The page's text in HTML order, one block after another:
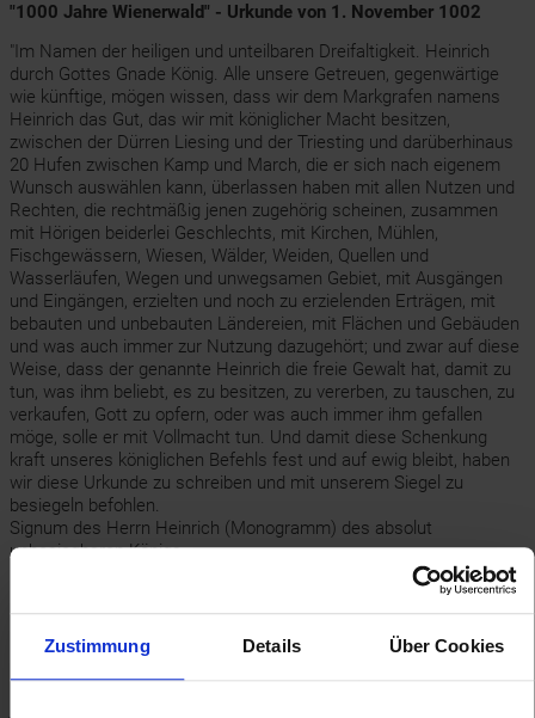
Zustimmung Details Über Cookies
"1000 Jahre Wienerwald" - Urkunde von 1. November 1002
"Im Namen der heiligen und unteilbaren Dreifaltigkeit. Heinrich
durch Gottes Gnade König. Alle unsere Getreuen, gegenwärtige
wie künftige, mögen wissen, dass wir dem Markgrafen namens
Heinrich das Gut, das wir mit königlicher Macht besitzen,
zwischen der Dürren Liesing und der Triesting und darüberhinaus
20 Hufen zwischen Kamp und March, die er sich nach eigenem
Wunsch auswählen kann, überlassen haben mit allen Nutzen und
Rechten, die rechtmäßig jenen zugehörig scheinen, zusammen
mit Hörigen beiderlei Geschlechts, mit Kirchen, Mühlen,
Fischgewässern, Wiesen, Wälder, Weiden, Quellen und
Wasserläufen, Wegen und unwegsamen Gebiet, mit Ausgängen
und Eingängen, erzielten und noch zu erzielenden Erträgen, mit
bebauten und unbebauten Ländereien, mit Flächen und Gebäuden
und was auch immer zur Nutzung dazugehört; und zwar auf diese
Weise, dass der genannte Heinrich die freie Gewalt hat, damit zu
tun, was ihm beliebt, es zu besitzen, zu vererben, zu tauschen, zu
verkaufen, Gott zu opfern, oder was auch immer ihm gefallen
möge, solle er mit Vollmacht tun. Und damit diese Schenkung
kraft unseres königlichen Befehls fest und auf ewig bleibt, haben
wir diese Urkunde zu schreiben und mit unserem Siegel zu
besiegeln befohlen.
Signum des Herrn Heinrich (Monogramm) des absolut
unbesiegbaren Königs.
(Ich) Egilbert, Kanzler habe anstelle des Erzbischofs Willigis
Gegeben am 1. November im Jahr der Fleischwerdung des Herrn
1002, in der 1. Indiktion; geschehen in Haselbach, im ersten